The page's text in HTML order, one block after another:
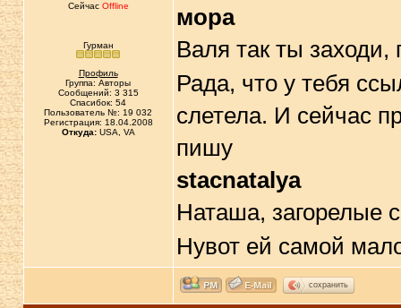
Сейчас Offline
Гурман
Профиль
Группа: Авторы
Сообщений: 3 315
Спасибок: 54
Пользователь №: 19 032
Регистрация: 18.04.2008
Откуда:USA, VA
мора
Валя так ты
Рада, что у тебя
слетела. И сейчас
пишу
stacnatalya
Наташа, загорелые
Нувот ей самой
сохранить